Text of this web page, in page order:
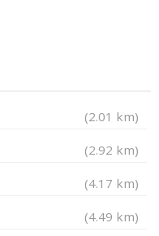
(2.01 km)
(2.92 km)
(4.17 km)
(4.49 km)